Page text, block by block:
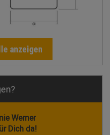
anzeigen
Werner
Dich da!